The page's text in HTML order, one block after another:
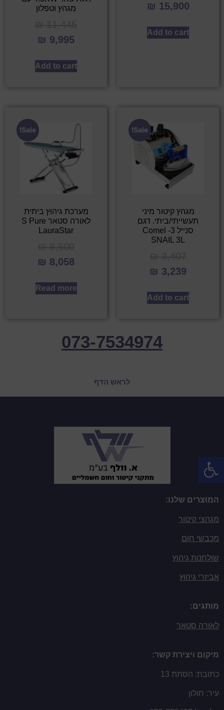
פתח סרגל נגישות
₪ 15,900
Add to cart
מגהץ וטפלון
₪ 9,995
Add to cart
Sale!
מגהץ קיטור מיני
תעשייתי/ביתי. דגם
סנייל 3- Comel
SNAIL 3L
₪ 3,239
Add to cart
Sale!
מערכת גיהוץ ביתית
לאורה סטאר S Pure
LauraStar
₪ 8,058
Read more
073-7534974
לראש הדף
המוצרים שלנו:
מגהצי קיטור
מכבשי חום
שולחנות גיהוץ
אביזרי גיהוץ
מותגים:
לאורה סטאר
מיקום ויצירת קשר:
כתובת: הסתת 13
עיר: חולון